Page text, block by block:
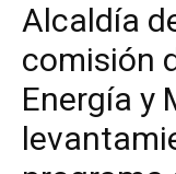
Alcaldía
comisión
Energía y